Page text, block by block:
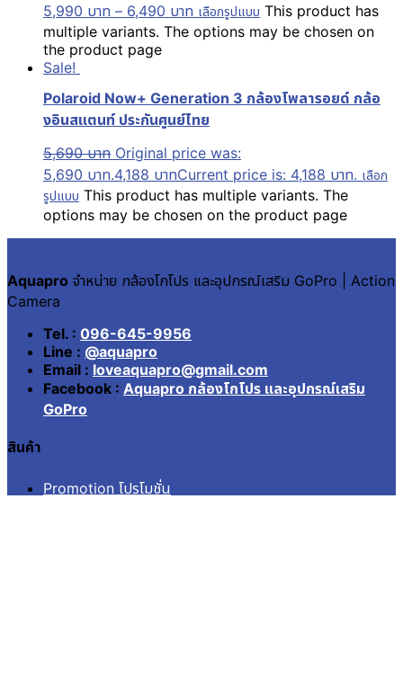
5,990 บาท – 6,490 บาท เลือกรูปแบบ This product has
multiple variants. The options may be chosen on
the product page
Sale!
Polaroid Now+ Generation 3 กล้องโพลารอยด์ กล้อ
งอินสแตนท์ ประกันศูนย์ไทย
5,690บาท Original price was:
5,690 บาท.4,188 บาทCurrent price is: 4,188 บาท. เลือก
รูปแบบ This product has multiple variants. The
options may be chosen on the product page
Aquapro จำหน่าย กล้องโกโปร และอุปกรณ์เสริม GoPro | Action
Camera
Tel. : 096-645-9956
Line : @aquapro
Email : loveaquapro@gmail.com
Facebook : Aquapro กล้องโกโปร และอุปกรณ์เสริม
GoPro
สินค้า
Promotion โปรโมชั่น